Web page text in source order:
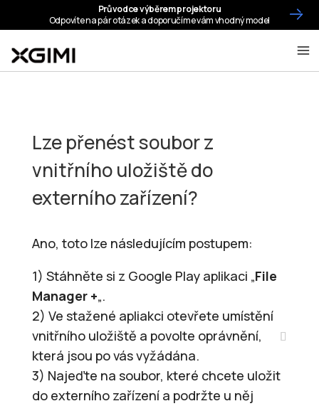
Lze přenést soubor z
vnitřního uložiště do
externího zařízení?
Ano, toto lze následujícím postupem:
1) Stáhněte si z Google Play aplikaci „File
Manager +„.
2) Ve stažené apliakci otevřete umístění
vnitřního uložiště a povolte oprávnění,
která jsou po vás vyžádána.
3) Najeďte na soubor, které chcete uložit
do externího zařízení a podržte u něj